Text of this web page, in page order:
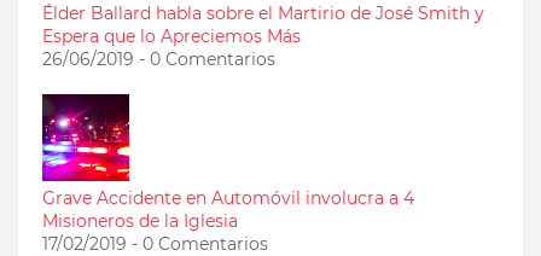
Élder Ballard habla sobre el Martirio de José Smith y
Espera que lo Apreciemos Más
26/06/2019 - 0 Comentarios
Grave Accidente en Automóvil involucra a 4
Misioneros de la Iglesia
17/02/2019 - 0 Comentarios